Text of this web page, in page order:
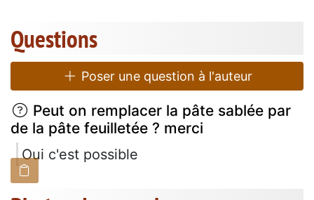
Questions
Poser une question à l'auteur
Peut on remplacer la pâte sablée par
de la pâte feuilletée ? merci
Oui c'est possible